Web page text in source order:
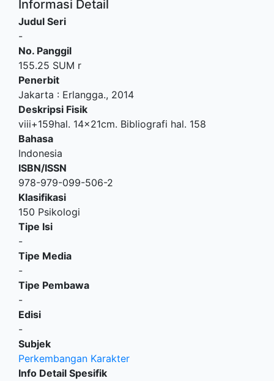
Informasi Detail
Judul Seri
-
No. Panggil
155.25 SUM r
Penerbit
Jakarta : Erlangga., 2014
Deskripsi Fisik
viii+159hal. 14x21cm. Bibliografi hal. 158
Bahasa
Indonesia
ISBN/ISSN
978-979-099-506-2
Klasifikasi
150 Psikologi
Tipe Isi
-
Tipe Media
-
Tipe Pembawa
-
Edisi
-
Subjek
Perkembangan Karakter
Info Detail Spesifik